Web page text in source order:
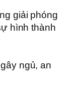
giải phóng
hình thành
ngủ, an